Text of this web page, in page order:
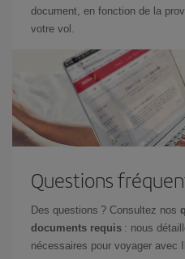
document, en fonction de la
votre vol.
Questions
Des questions ? Consultez nos
documents requis : nous
nécessaires pour voyager avec